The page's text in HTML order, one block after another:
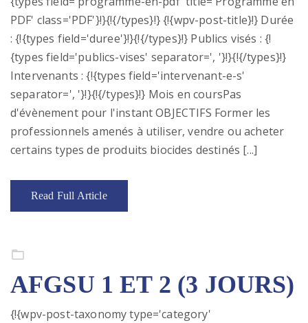
PDF' class='PDF'}!}{!{/types}!} {!{wpv-post-title}!} Durée
: {!{types field='duree'}!}{!{/types}!} Publics visés : {!
{types field='publics-vises' separator=', '}!}{!{/types}!}
Intervenants : {!{types field='intervenant-e-s'
separator=', '}!}{!{/types}!} Mois en coursPas
d'évènement pour l'instant OBJECTIFS Former les
professionnels amenés à utiliser, vendre ou acheter
certains types de produits biocides destinés [...]
Read Full Article
AFGSU 1 ET 2 (3 JOURS)
{!{wpv-post-taxonomy type='category'